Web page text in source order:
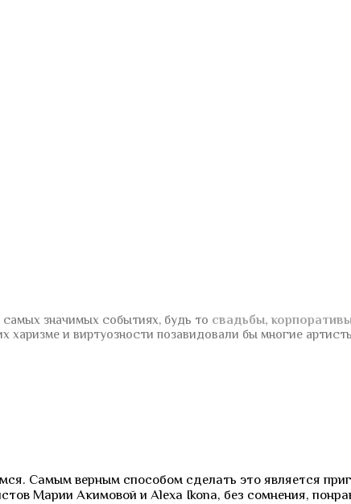
значимых событиях, будь то свадьбы,
харизме и виртуозности позавидовали бы многие
Самым верным способом сделать это является
Марии Акимовой и Alexa Ikona, без сомнения,